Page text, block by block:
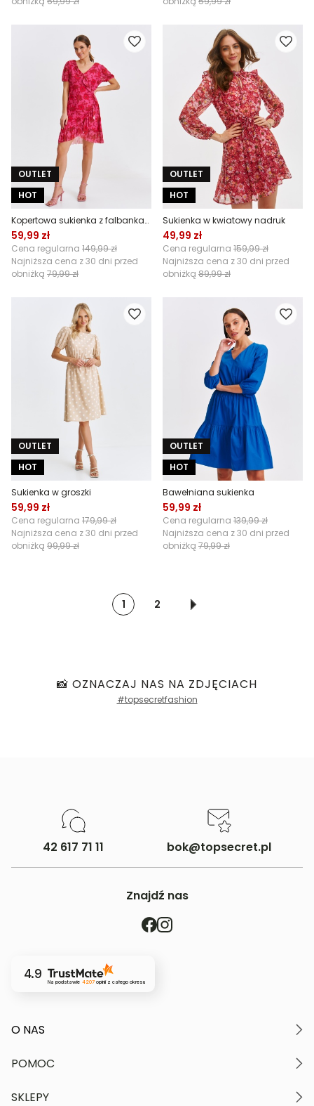
OUTLET
HOT
Kopertowa sukienka z falbankami
59,99 zł
Cena regularna 149,99 zł
Najniższa cena z 30 dni przed
obniżką 79,99 zł
OUTLET
HOT
Sukienka w kwiatowy nadruk
49,99 zł
Cena regularna 159,99 zł
Najniższa cena z 30 dni przed
obniżką 89,99 zł
OUTLET
HOT
Sukienka w groszki
59,99 zł
Cena regularna 179,99 zł
Najniższa cena z 30 dni przed
obniżką 99,99 zł
OUTLET
HOT
Bawełniana sukienka
59,99 zł
Cena regularna 139,99 zł
Najniższa cena z 30 dni przed
obniżką 79,99 zł
1 2
📸 OZNACZAJ NAS NA ZDJĘCIACH
#topsecretfashion
42 617 71 11 bok@topsecret.pl
Znajdź nas
4.9
Na podstawie 4207opinii z całego okresu
O NAS
Nasze wartości
Kontakt
POMOC
SKLEPY